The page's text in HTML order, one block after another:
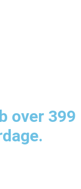
over 399